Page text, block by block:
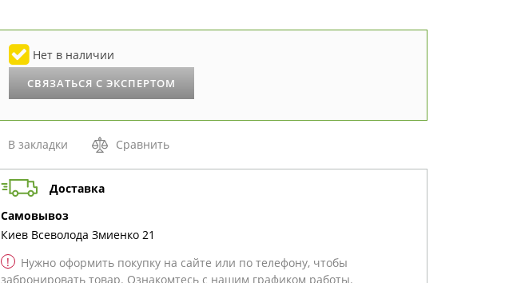
Нет в наличии
СВЯЗАТЬСЯ С ЭКСПЕРТОМ
В закладки Сравнить
Доставка
cамовывоз
Киев Всеволода Змиенко 21
!
Нужно оформить покупку на сайте или по телефону, чтобы
забронировать товар. Ознакомтесь с нашим графиком работы.